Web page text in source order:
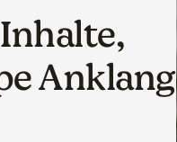
Anklang